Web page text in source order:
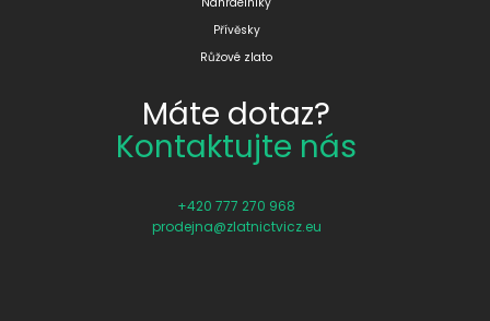
Přívěsky
Růžové zlato
Máte dotaz?
Kontaktujte nás
+420 777 270 968
prodejna@zlatnictvicz.eu